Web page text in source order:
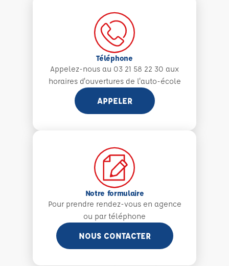
Téléphone
Appelez-nous au 03 21 58 22 30 aux
horaires d'ouvertures de l'auto-école
APPELER
Notre formulaire
Pour prendre rendez-vous en agence
ou par téléphone
NOUS CONTACTER